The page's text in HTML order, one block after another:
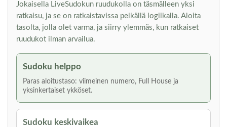
Jokaisella LiveSudokun ruudukolla on täsmälleen yksi
ratkaisu, ja se on ratkaistavissa pelkällä logiikalla. Aloita
tasolta, jolla olet varma, ja siirry ylemmäs, kun ratkaiset
ruudukot ilman arvailua.
Sudoku helppo
Paras aloitustaso: viimeinen numero, Full House ja
yksinkertaiset ykköset.
Sudoku keskivaikea